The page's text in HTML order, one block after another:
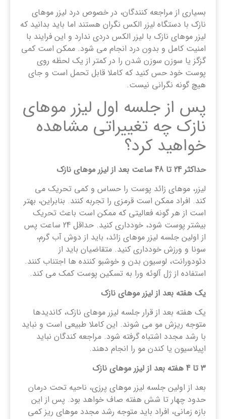
بسیاری از مراجعه کنندگان، در خصوص درد لیزر موهای
نازک با دستگاه لیزر الکس نگران هستند اما باید بدانید که
لیزر موهای نازک با لیزر الکس دردی ندارد و این فرایند با
امنیت کامل و بدون درد انجام می شود. ممکن است کمی
گزگز یا سوزن سوزن شدن را در کمتر از یک لحظه روی
پوست خود حس کنید که کاملا قابل تحمل است و جای
هیچ گونه نگرانی نیست.
پس از جلسه اول لیزر موهای
نازک چه تغییراتی مشاهده
خواهید کرد؟
حداکثر 24 تا 48 ساعت بعد از لیزر موهای نازک
لیزر، موهای زائد پوست را حساس و کمی تحریک می
کند. افراد ممکن است قرمزی را تجربه کنند. بنابراین، بهتر
است از هر گونه فعالیتی که ممکن است باعث تحریک
بیشتر پوست شود، خودداری کنید. حداقل 24 ساعت پس
از اولین جلسه لیزر موهای زائد، باید از دوش آب گرم،
سونا و ورزش خودداری کنید. متقاضیان باید از
دئودورانت، لوسیون بدن و خوشبو کننده ها اجتناب کنند.
استفاده از ژل آلوئه ورا به تسکین پوست کمک می کند.
یک هفته بعد از لیزر موهای نازک
یک هفته بعد از قرار جلسه لیزر موهای نازک، کاندیدها
متوجه ریزش مو می شوند. این کاملا طبیعی است و نباید
با رشد مجدد اشتباه گرفته شود. مراجعه کندگان نباید
اپیلاسیون یا کندن مو را انجام دهند.
3 تا 4 هفته بعد از لیزر موهای نازک
بعد از اولین جلسه لیزر موهای پرزی، ناحیه تحت درمان
حدود چهار تا شش هفته صاف خواهد بود. پس از این
بازه زمانی، افراد باید متوجه رشد مجدد موهای ریز کمی